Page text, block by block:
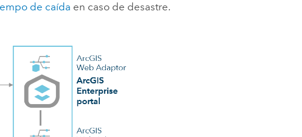
de caída en caso de desastre.